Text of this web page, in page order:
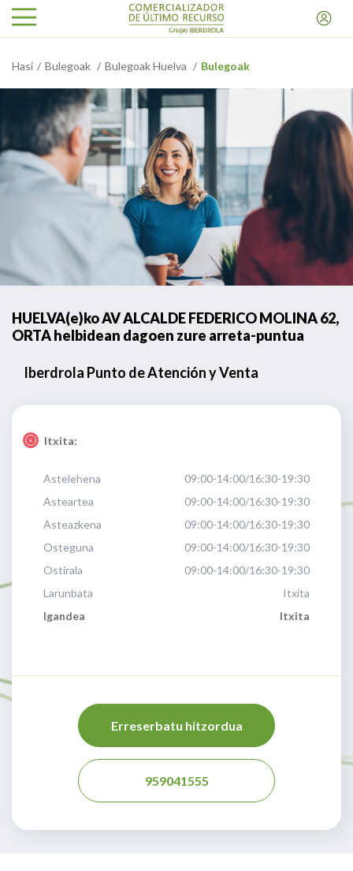
Hasi Bulegoak Bulegoak Huelva Bulegoak
HUELVA(e)ko AV ALCALDE FEDERICO MOLINA 62,
ORTA helbidean dagoen zure arreta-puntua
Iberdrola Punto de Atención y Venta
Itxita:
Astelehena
09:00-14:00/16:30-19:30
Asteartea
09:00-14:00/16:30-19:30
Asteazkena
09:00-14:00/16:30-19:30
Osteguna
09:00-14:00/16:30-19:30
Ostirala
09:00-14:00/16:30-19:30
Larunbata
Itxita
Igandea
Itxita
Erreserbatu hitzordua
959041555